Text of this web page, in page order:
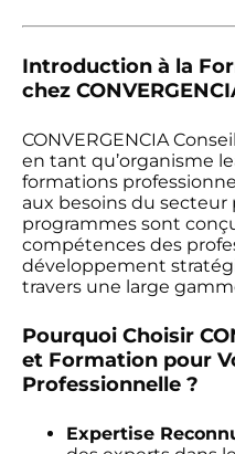
Introduction à la
chez
CONVERGENCIA
en tant qu’organisme
formations
aux besoins du secteur
programmes sont
compétences des
développement
travers une large
Pourquoi Choisir
et Formation pour
Professionnelle ?
Expertise